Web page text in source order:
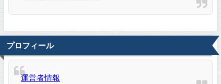
プロフィール
運営者情報